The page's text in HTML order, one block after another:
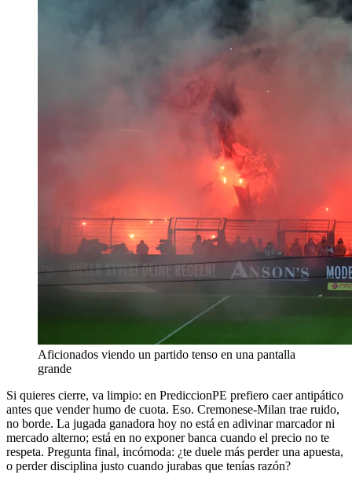
Aficionados viendo un partido tenso en una pantalla
grande
Si quieres cierre, va limpio: en PrediccionPE prefiero caer antipático
antes que vender humo de cuota. Eso. Cremonese-Milan trae ruido,
no borde. La jugada ganadora hoy no está en adivinar marcador ni
mercado alterno; está en no exponer banca cuando el precio no te
respeta. Pregunta final, incómoda: ¿te duele más perder una apuesta,
o perder disciplina justo cuando jurabas que tenías razón?